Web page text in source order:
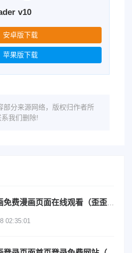
v10
安卓版下载
苹果版下载
部分来源网络，版权归作者所
我们删除!
02:35:01